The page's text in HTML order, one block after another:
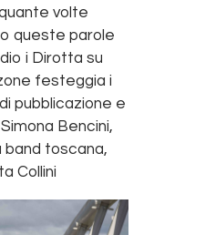
volte
queste parole
i Dirotta su
festeggia i
pubblicazione e
Bencini,
band toscana,
Collini